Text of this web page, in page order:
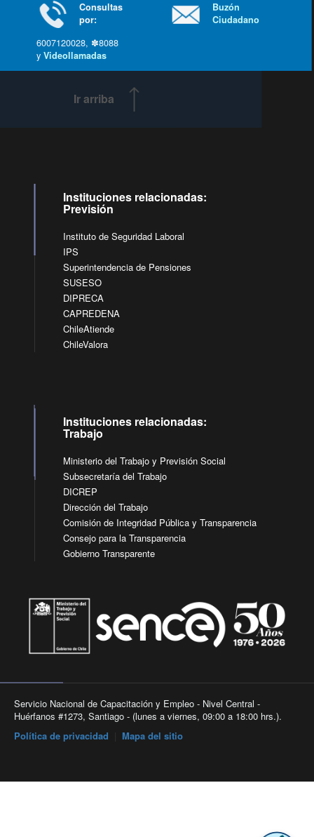
Consultas
por:
6007120028, ✽8088
yVideollamadas
Buzón
Ciudadano
Instituciones relacionadas:
Previsión
Instituto de Seguridad Laboral
IPS
Superintendencia de Pensiones
SUSESO
DIPRECA
CAPREDENA
ChileAtiende
ChileValora
Instituciones relacionadas:
Trabajo
Ministerio del Trabajo y Previsión Social
Subsecretaría del Trabajo
DICREP
Dirección del Trabajo
Comisión de Integridad Pública y Transparencia
Consejo para la Transparencia
Gobierno Transparente
Servicio Nacional de Capacitación y Empleo - Nivel Central -
Huérfanos #1273, Santiago - (lunes a viernes, 09:00 a 18:00 hrs.).
Política de privacidad
Mapa del sitio